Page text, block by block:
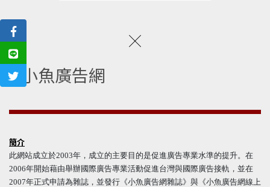
小魚廣告網
簡介
此網站成立於2003年，成立的主要目的是促進廣告專業水準的提升。在
2006年開始藉由舉辦國際廣告專業活動促進台灣與國際廣告接軌，並在
2007年正式申請為雜誌，並發行《小魚廣告網雜誌》與《小魚廣告網線上